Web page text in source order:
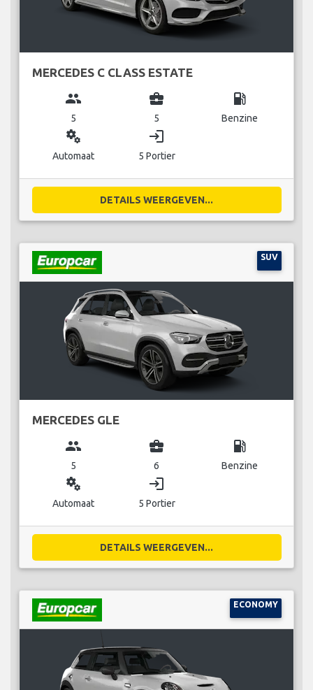
MERCEDES C CLASS ESTATE
group
5
business_center
5
local_gas_station
Benzine
miscellaneous_services
Automaat
login
5 Portier
DETAILS WEERGEVEN...
SUV
MERCEDES GLE
group
5
business_center
6
local_gas_station
Benzine
miscellaneous_services
Automaat
login
5 Portier
DETAILS WEERGEVEN...
ECONOMY